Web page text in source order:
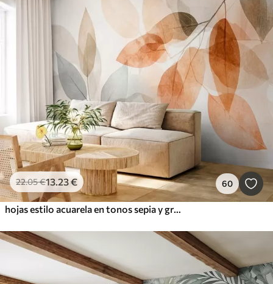
22.05€13.23€ 60
hojas estilo acuarela en tonos sepia y grises